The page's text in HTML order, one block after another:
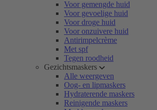
Voor gemengde huid
Voor gevoelige huid
Voor droge huid
Voor onzuivere huid
Antirimpelcrème
Met spf
Tegen roodheid
Gezichtsmaskers
Alle weergeven
Oog- en lipmaskers
Hydraterende maskers
Reinigende maskers